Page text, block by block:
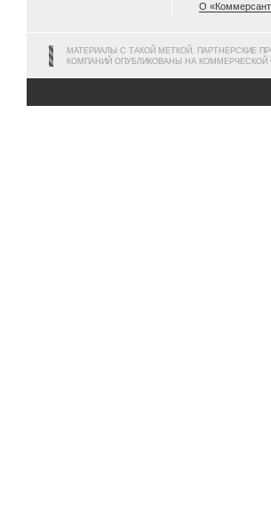
О
МАТЕРИАЛЫ С ТАКОЙ МЕТКОЙ, ПАРТНЕРСКИЕ
КОМПАНИЙ ОПУБЛИКОВАНЫ НА КОММЕРЧЕСКОЙ